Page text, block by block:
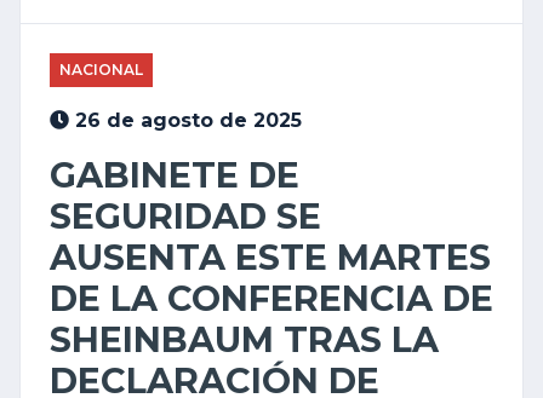
NACIONAL
26 de agosto de 2025
GABINETE DE
SEGURIDAD SE
AUSENTA ESTE MARTES
DE LA CONFERENCIA DE
SHEINBAUM TRAS LA
DECLARACIÓN DE